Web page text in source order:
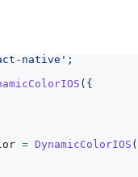
native' ;
( {
= DynamicColorIOS (